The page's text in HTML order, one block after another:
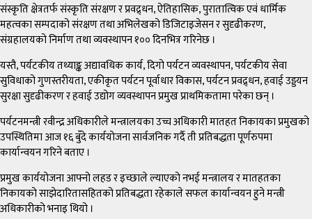
संस्कृति क्षेत्रतर्फ संस्कृति संरक्षण र प्रवद्र्धन, ऐतिहासिक, पुरातात्विक एवं धार्मिक
महत्वका सम्पदाको संरक्षण तथा अभिलेखको डिजिटाइजेसन र सुदृढीकरण,
संग्रहालयको निर्माण तथा व्यवस्थापन १०० दिनभित्र गरिनेछ ।
यस्तै, पर्यटकीय तथ्याङ्क अद्यावधिक कार्य, दिगो पर्यटन व्यवस्थापन, पर्यटकीय सेवा
सुविधाको गुणस्तरीयता, एकीकृत पर्यटन पूर्वाधार विकास, पर्यटन प्रवद्र्धन, हवाई उड्डयन
सुरक्षा सुदृढीकरण र हवाई उद्योग व्यवस्थापन प्रमुख प्राथमिकतामा परेका छन् ।
पर्यटनमन्त्री रवीन्द्र अधिकारीले मन्त्रालयका उच्च अधिकारी मातहत निकायका प्रमुखको
उपस्थितिमा आज १६ बुँदे कार्ययोजना सार्वजनिक गर्दै ती प्रतिबद्धता पूर्णरुपमा
कार्यान्वयन गरिने बताए ।
प्रमुख कार्ययोजना आफ्नो लहड र इच्छाले ल्याएको नभई मन्त्रालय र मातहतका
निकायको साझेदारितासहितको प्रतिबद्धता रहेकाले सफल कार्यान्वयन हुने मन्त्री
अधिकारीको भनाइ थियो ।